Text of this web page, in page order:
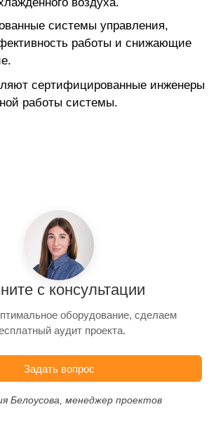
системы управления,
работы и снижающие
сертифицированные инженеры
работы системы.
с консультации
оборудование, сделаем
аудит проекта.
Задать вопрос
Белоусова, менеджер проектов